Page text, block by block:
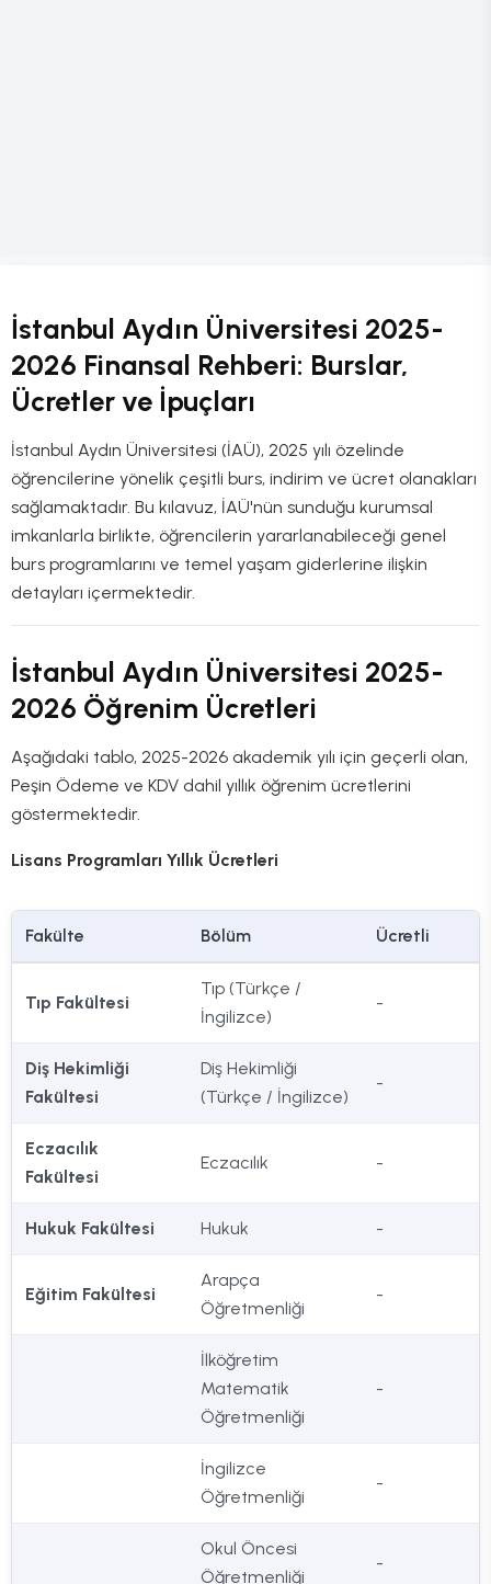
İstanbul Aydın Üniversitesi 2025-
2026 Finansal Rehberi: Burslar,
Ücretler ve İpuçları
İstanbul Aydın Üniversitesi (İAÜ), 2025 yılı özelinde
öğrencilerine yönelik çeşitli burs, indirim ve ücret olanakları
sağlamaktadır. Bu kılavuz, İAÜ'nün sunduğu kurumsal
imkanlarla birlikte, öğrencilerin yararlanabileceği genel
burs programlarını ve temel yaşam giderlerine ilişkin
detayları içermektedir.
İstanbul Aydın Üniversitesi 2025-
2026 Öğrenim Ücretleri
Aşağıdaki tablo, 2025-2026 akademik yılı için geçerli olan,
Peşin Ödeme ve KDV dahil yıllık öğrenim ücretlerini
göstermektedir.
Lisans Programları Yıllık Ücretleri
Fakülte Bölüm Ücretli
Tıp Fakültesi
Tıp (Türkçe /
İngilizce)
-
Diş Hekimliği
Fakültesi
Diş Hekimliği
(Türkçe / İngilizce)
-
Eczacılık
Fakültesi
Eczacılık -
Hukuk Fakültesi Hukuk -
Eğitim Fakültesi
Arapça
Öğretmenliği
-
İlköğretim
Matematik
Öğretmenliği
-
İngilizce
Öğretmenliği
-
Okul Öncesi
Öğretmenliği
-